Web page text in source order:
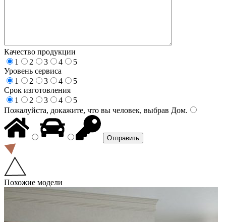
Качество продукции
1
2 3 4
5
Уровень сервиса
1
2 3 4
5
Срок изготовления
1
2 3 4
5
Пожалуйста, докажите, что вы человек, выбрав Дом.
Похожие модели